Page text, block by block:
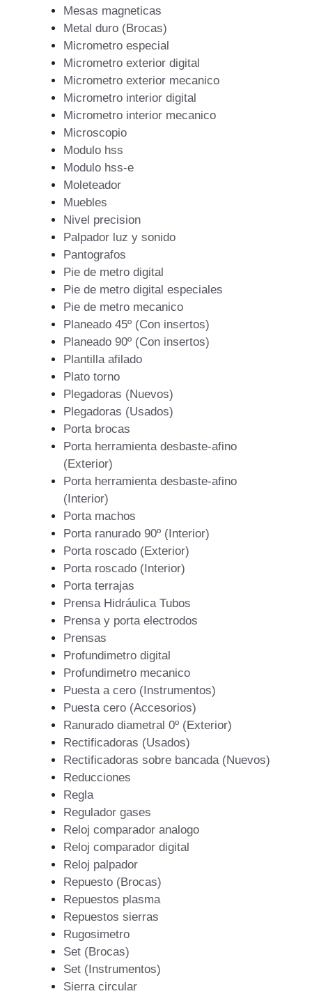
Mesas magneticas
Metal duro (Brocas)
Micrometro especial
Micrometro exterior digital
Micrometro exterior mecanico
Micrometro interior digital
Micrometro interior mecanico
Microscopio
Modulo hss
Modulo hss-e
Moleteador
Muebles
Nivel precision
Palpador luz y sonido
Pantografos
Pie de metro digital
Pie de metro digital especiales
Pie de metro mecanico
Planeado 45º (Con insertos)
Planeado 90º (Con insertos)
Plantilla afilado
Plato torno
Plegadoras (Nuevos)
Plegadoras (Usados)
Porta brocas
Porta herramienta desbaste-afino
(Exterior)
Porta herramienta desbaste-afino
(Interior)
Porta machos
Porta ranurado 90º (Interior)
Porta roscado (Exterior)
Porta roscado (Interior)
Porta terrajas
Prensa Hidráulica Tubos
Prensa y porta electrodos
Prensas
Profundimetro digital
Profundimetro mecanico
Puesta a cero (Instrumentos)
Puesta cero (Accesorios)
Ranurado diametral 0º (Exterior)
Rectificadoras (Usados)
Rectificadoras sobre bancada (Nuevos)
Reducciones
Regla
Regulador gases
Reloj comparador analogo
Reloj comparador digital
Reloj palpador
Repuesto (Brocas)
Repuestos plasma
Repuestos sierras
Rugosimetro
Set (Brocas)
Set (Instrumentos)
Sierra circular